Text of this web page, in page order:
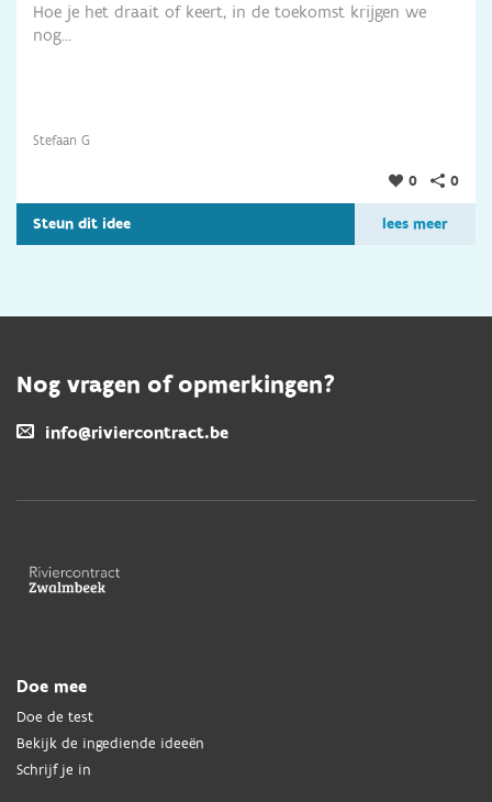
Hoe je het draait of keert, in de toekomst krijgen we
nog...
Stefaan G
0 0
Steun dit idee lees meer
Nog vragen of opmerkingen?
info@riviercontract.be
Doe mee
Doe de test
Bekijk de ingediende ideeën
Schrijf je in